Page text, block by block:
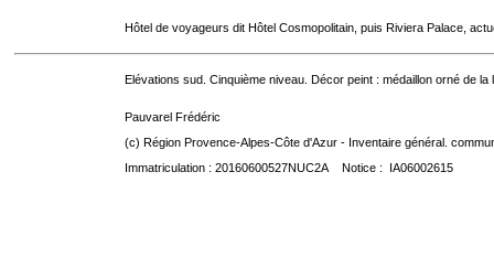
Hôtel de voyageurs dit Hôtel Cosmopolitain, puis Riviera Palace,
Elévations sud. Cinquième niveau. Décor peint : médaillon orné de la
Pauvarel Frédéric
(c) Région Provence-Alpes-Côte d'Azur - Inventaire général.
Immatriculation : 20160600527NUC2A Notice : IA06002615